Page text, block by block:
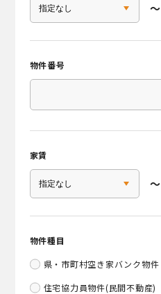
〜
物件番号
家賃
〜
物件種目
県・市町村空き家バンク物件
住宅協力員物件(民間不動産)